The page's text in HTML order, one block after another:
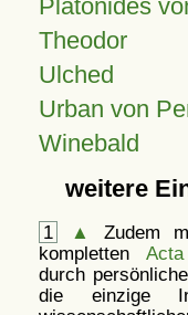
Platonides
Theodor
Ulched
Urban von
Winebald
weitere
1 ▲
Zudem
kompletten Acta
durch
die einzige